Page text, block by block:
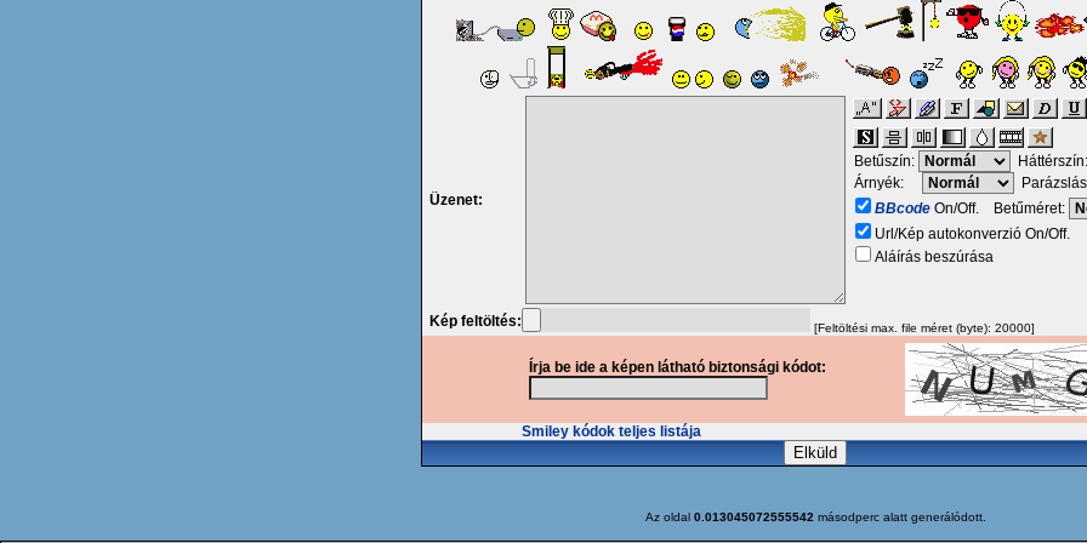
Üzenet:
Betűszín:
Árnyék:
BBcodeOn/Off. Betűméret:
Url/Kép autokonverzió On/Off.
Aláírás beszúrása
Kép feltöltés: [Feltöltési max. file méret (byte): 20000]
Írja be ide a képen látható biztonsági kódot:
Smiley kódok teljes listája
Az oldal 0.013045072555542 másodperc alatt generálódott.